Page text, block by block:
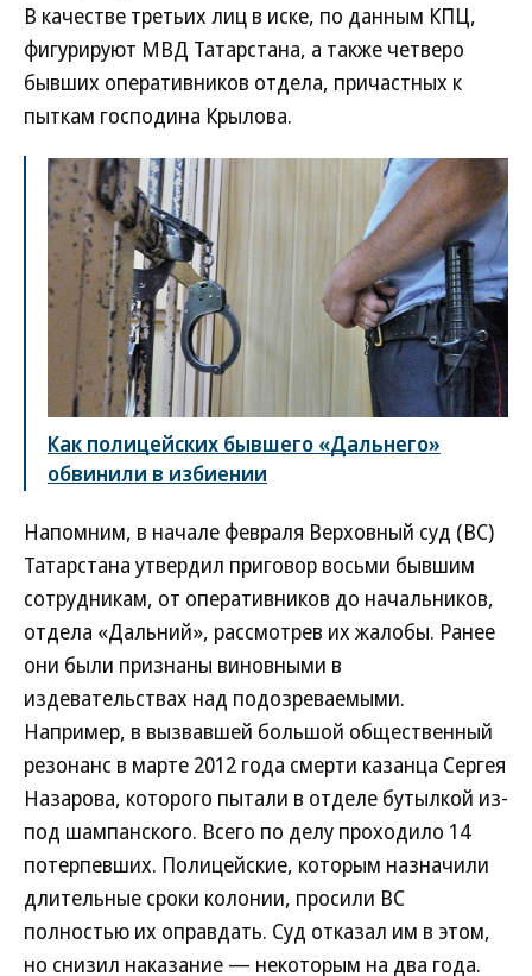
В качестве третьих лиц в иске, по данным КПЦ,
фигурируют МВД Татарстана, а также четверо
бывших оперативников отдела, причастных к
пыткам господина Крылова.
Как полицейских бывшего «Дальнего»
обвинили в избиении
Напомним, в начале февраля Верховный суд (ВС)
Татарстана утвердил приговор восьми бывшим
сотрудникам, от оперативников до начальников,
отдела «Дальний», рассмотрев их жалобы. Ранее
они были признаны виновными в
издевательствах над подозреваемыми.
Например, в вызвавшей большой общественный
резонанс в марте 2012 года смерти казанца Сергея
Назарова, которого пытали в отделе бутылкой из-
под шампанского. Всего по делу проходило 14
потерпевших. Полицейские, которым назначили
длительные сроки колонии, просили ВС
полностью их оправдать. Суд отказал им в этом,
но снизил наказание — некоторым на два года.